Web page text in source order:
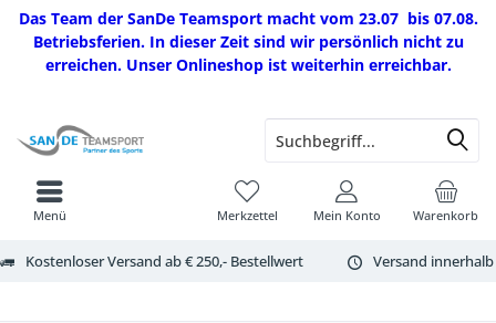
Das Team der SanDe Teamsport macht vom 23.07 bis 07.08.
Betriebsferien. In dieser Zeit sind wir persönlich nicht zu
erreichen. Unser Onlineshop ist weiterhin erreichbar.
Kostenloser Versand ab € 250,- Bestellwert Versand
Warenkorb
Merkzettel Mein Konto
Menü